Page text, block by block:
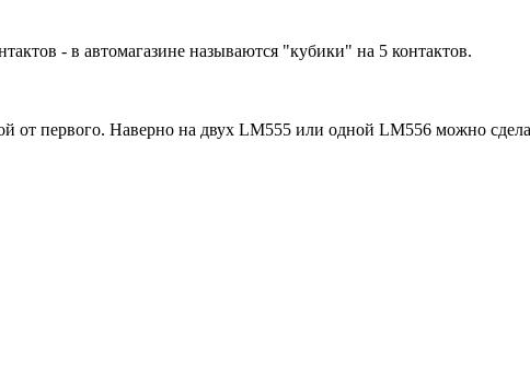
- в автомагазине называются "кубики" на 5 контактов.
от первого. Наверно на двух LM555 или одной LM556 можно